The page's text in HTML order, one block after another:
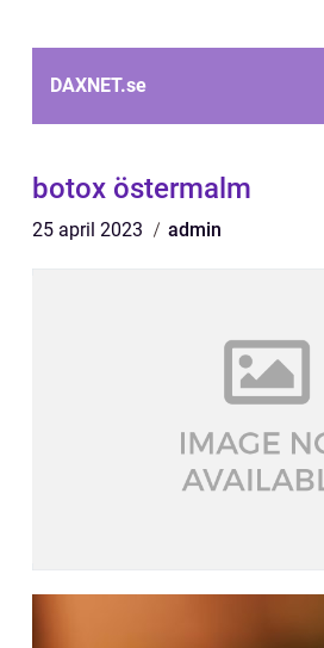
DAXNET.se
botox östermalm
25 april 2023 admin